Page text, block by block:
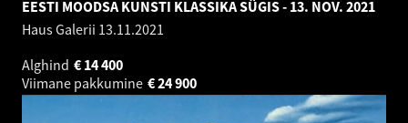
EESTI MOODSA KUNSTI KLASSIKA SÜGIS - 13. NOV. 2021
Haus Galerii 13.11.2021
Alghind
14 400
€
Viimane pakkumine
24 900
€